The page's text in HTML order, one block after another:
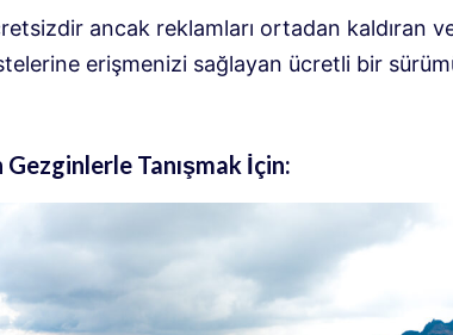
ancak reklamları ortadan kaldıran
erişmenizi sağlayan ücretli bir
Gezginlerle Tanışmak İçin: